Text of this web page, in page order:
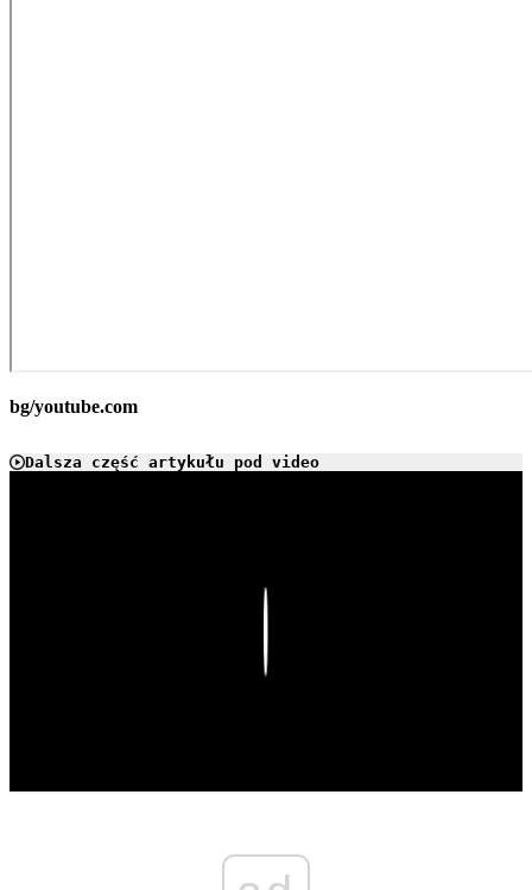
bg/youtube.com
Dalsza część artykułu pod video